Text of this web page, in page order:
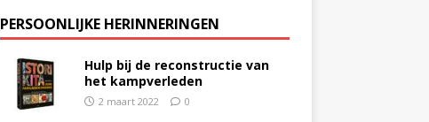
PERSOONLIJKE HERINNERINGEN
Hulp bij de reconstructie van
het kampverleden
2 maart 2022 0